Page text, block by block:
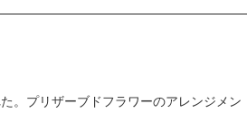
。プリザーブドフラワーのアレンジメン